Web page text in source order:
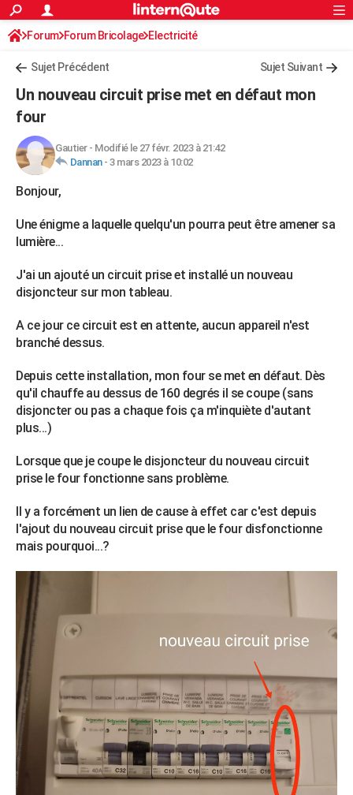
ACTUALITÉS
Politique
Société
Faits Divers
Education
Monde
Villes
+
Programme TV
TNTStreaming
Cinéma
Sorties cinéma
Musique
+FINANCE
Retraite
Impôts
Epargne
Immobilier
Risques naturels par ville
Banque
Assurance
Crédit
AUTO
Essais
Réserver un essai
Citadines
Berlines
SUV
Forum auto
HIGH-TECH
Forum
Aménagement intérieur
Extérieur
Cuisine
Salle de bains
Jardinage
Rangement
WEEK-END
Guides de France
Escapades
Patrimoine
Expositions
Musées
Week-end nature
LIFESTYLE
Alimentation
Guide de la santé
Maladies
Médicaments
Sommeil
VOYAGE
Destinations
City break
Voyage nature
Voyage de noces
Forum
Climat
+PHOTO
GUIDES D'ACHAT
BONS PLANS
CARTE DE VOEUX
Dictionnaire
Biographies
Citations
Expressions
Proverbes
PROGRAMME TV
S'inscrire
Se connecter
Lycées
Collèges
Primaires
Universités
Entreprises
Service militaire
Avis de recherche
AVIS DE DÉCÈS
FORUM
Bricolage
Lifestyle
Culture
SportAuto
Television
Voyage
Cinema
S'inscrire
Connexion
Forum Forum Bricolage Electricité
Sujet Précédent Sujet Suivant
Un nouveau circuit prise met en défaut mon
four
Gautier- Modifié le 27 févr. 2023 à 21:42
Dannan- 3 mars 2023 à 10:02
Bonjour,
Une énigme a laquelle quelqu'un pourra peut être amener sa
lumière...
J'ai un ajouté un circuit prise et installé un nouveau
disjoncteur sur mon tableau.
A ce jour ce circuit est en attente, aucun appareil n'est
branché dessus.
Depuis cette installation, mon four se met en défaut. Dès
qu'il chauffe au dessus de 160 degrés il se coupe (sans
disjoncter ou pas a chaque fois ça m'inquiète d'autant
plus...)
Lorsque que je coupe le disjoncteur du nouveau circuit
prise le four fonctionne sans problème.
Il y a forcément un lien de cause à effet car c'est depuis
l'ajout du nouveau circuit prise que le four disfonctionne
mais pourquoi...?